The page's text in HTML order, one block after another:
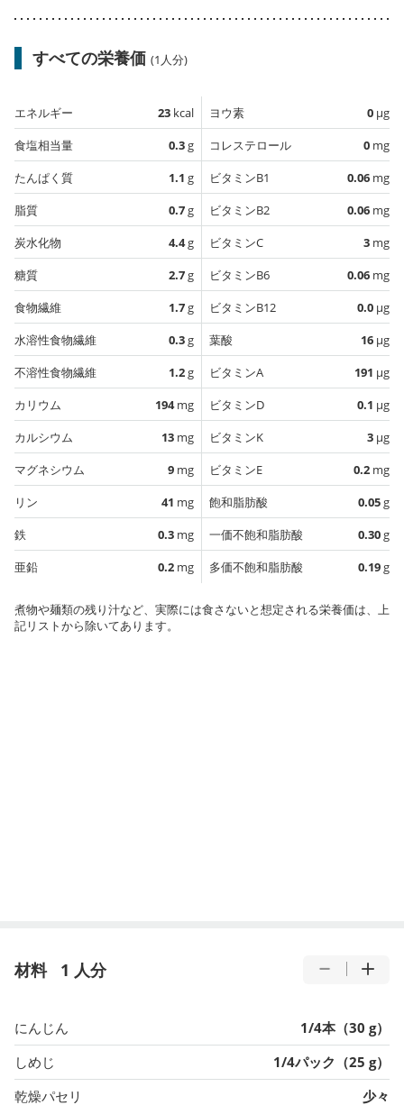
すべての栄養価 (1人分)
エネルギー 23 kcal
食塩相当量
0.3g
たんぱく質
1.1 g
脂質
0.7g
炭水化物
4.4g
糖質
2.7g
食物繊維
1.7g
水溶性食物繊維
0.3g
不溶性食物繊維
1.2g
カリウム
194mg
カルシウム
13 mg
マグネシウム
9 mg
リン
41 mg
鉄
0.3 mg
亜鉛
0.2 mg
ヨウ素 0 µg
コレステロール
0 mg
ビタミンB1
0.06 mg
ビタミンB2
0.06 mg
ビタミンC
3 mg
ビタミンB6
0.06 mg
ビタミンB12
0.0 µg
葉酸
16 µg
ビタミンA
191 µg
ビタミンD
0.1 µg
ビタミンK
3 µg
ビタミンE
0.2 mg
飽和脂肪酸
0.05g
一価不飽和脂肪酸
0.30g
多価不飽和脂肪酸
0.19g
煮物や麺類の残り汁など、実際には食さないと想定される栄養価は、上
記リストから除いてあります。
材料 1 人分
にんじん
1/4本（30 g）
しめじ
1/4パック（25 g）
乾燥パセリ
少々